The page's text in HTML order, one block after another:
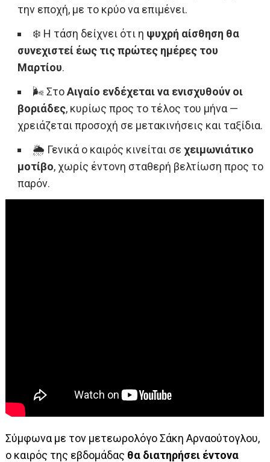
την εποχή, με το κρύο να επιμένει.
❄️ Η τάση δείχνει ότι η ψυχρή αίσθηση θα
συνεχιστεί έως τις πρώτες ημέρες του
Μαρτίου.
🌬️ ΣτοΑιγαίο ενδέχεται να ενισχυθούν οι
βοριάδες, κυρίως προς το τέλος του μήνα —
χρειάζεται προσοχή σε μετακινήσεις και ταξίδια.
🌦️ Γενικά ο καιρός κινείται σεχειμωνιάτικο
μοτίβο, χωρίς έντονη σταθερή βελτίωση προς το
παρόν.
Σύμφωνα με τον μετεωρολόγο Σάκη Αρναούτογλου,
ο καιρός της εβδομάδας θα διατηρήσει έντονα